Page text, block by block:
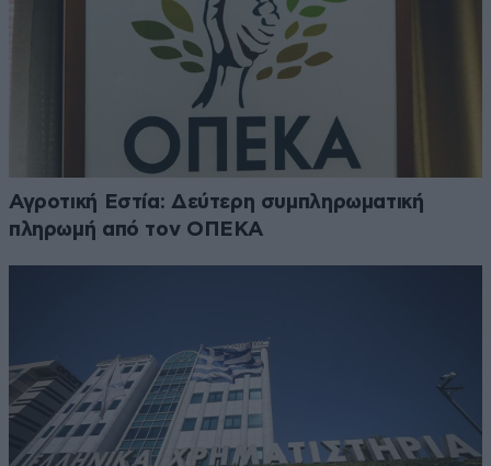
Αγροτική Εστία: Δεύτερη συμπληρωματική
πληρωμή από τον ΟΠΕΚΑ